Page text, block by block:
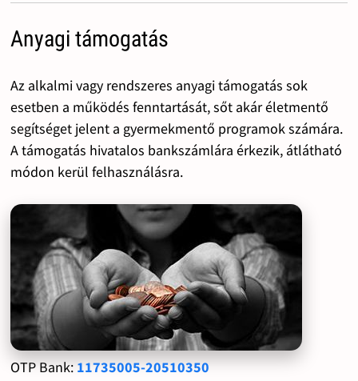
Anyagi támogatás
Az alkalmi vagy rendszeres anyagi támogatás sok
esetben a működés fenntartását, sőt akár életmentő
segítséget jelent a gyermekmentő programok számára.
A támogatás hivatalos bankszámlára érkezik, átlátható
módon kerül felhasználásra.
OTP Bank: 11735005-20510350